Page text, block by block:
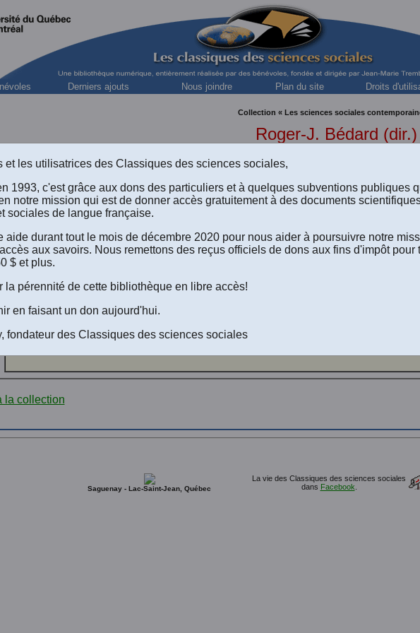
Derniers ajouts Nous joindre Plan du site Droits
Collection « Les sciences sociales
Roger-J. Bédard (dir.)
Sous la direction de Roger-J. Bédard,L'ESSOR ÉCONOMIQUE DU
Librairie Beauchemin ltée, 1969, 524 pp.
Saguenay - Lac-Saint-Jean, Québec
La vie des Classiques des sciences sociales
dans Facebook
et les utilisatrices des Classiques des sciences sociales,
1993, c'est grâce aux dons des particuliers et à quelques subventions publiques
notre mission qui est de donner accès gratuitement à des documents
sociales de langue française.
aide durant tout le mois de décembre 2020 pour nous aider à poursuivre notre
aux savoirs. Nous remettons des reçus officiels de dons aux fins d'impôt pour
$ et plus.
la pérennité de cette bibliothèque en libre accès!
en faisant un don aujourd'hui.
fondateur des Classiques des sciences sociales